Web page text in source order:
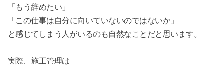
「もう辞めたい」
「この仕事は自分に向いていないのではないか」
と感じてしまう人がいるのも自然なことだと思います。
実際、施工管理は